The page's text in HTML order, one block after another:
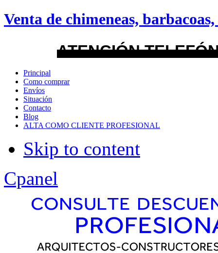
Venta de chimeneas, barbacoas,
ATENCIÓN
Principal
Como comprar
Envíos
Situación
Contacto
Blog
ALTA COMO CLIENTE PROFESIONAL
Skip to content
android
Menu Style
Mega
Css
Dropline
Split
Cpanel